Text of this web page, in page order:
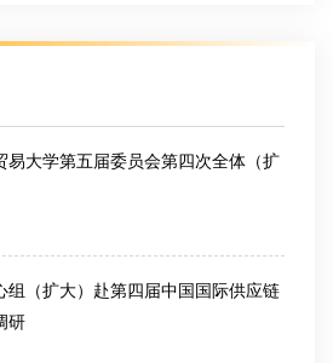
易大学第五届委员会第四次全体（扩
组（扩大）赴第四届中国国际供应链
研